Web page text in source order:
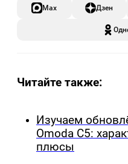
Max Дзен
Читайте также:
Изучаем
Omoda C5:
плюсы